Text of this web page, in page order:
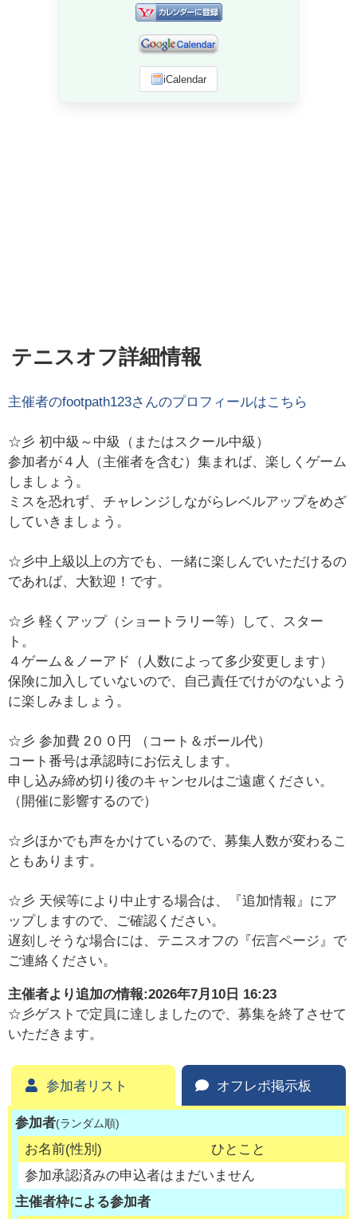
iCalendar
テニスオフ詳細情報
主催者のfootpath123さんのプロフィールはこちら
☆彡 初中級～中級（またはスクール中級）
参加者が４人（主催者を含む）集まれば、楽しくゲーム
しましょう。
ミスを恐れず、チャレンジしながらレベルアップをめざ
していきましょう。
☆彡中上級以上の方でも、一緒に楽しんでいただけるの
であれば、大歓迎！です。
☆彡 軽くアップ（ショートラリー等）して、スター
ト。
４ゲーム＆ノーアド（人数によって多少変更します）
保険に加入していないので、自己責任でけがのないよう
に楽しみましょう。
☆彡 参加費 2００円 （コート＆ボール代）
コート番号は承認時にお伝えします。
申し込み締め切り後のキャンセルはご遠慮ください。
（開催に影響するので）
☆彡ほかでも声をかけているので、募集人数が変わるこ
ともあります。
☆彡 天候等により中止する場合は、『追加情報』にア
ップしますので、ご確認ください。
遅刻しそうな場合には、テニスオフの『伝言ページ』で
ご連絡ください。
主催者より追加の情報:2026年7月10日 16:23
☆彡ゲストで定員に達しましたので、募集を終了させて
いただきます。
参加者リスト オフレポ掲示板
参加者(ランダム順)
お名前(性別)
ひとこと
参加承認済みの申込者はまだいません
主催者枠による参加者